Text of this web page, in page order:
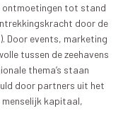
ontmoetingen tot stand
door de
Door events, marketing
tussen de zeehavens
thema’s staan
door partners uit het
kapitaal,